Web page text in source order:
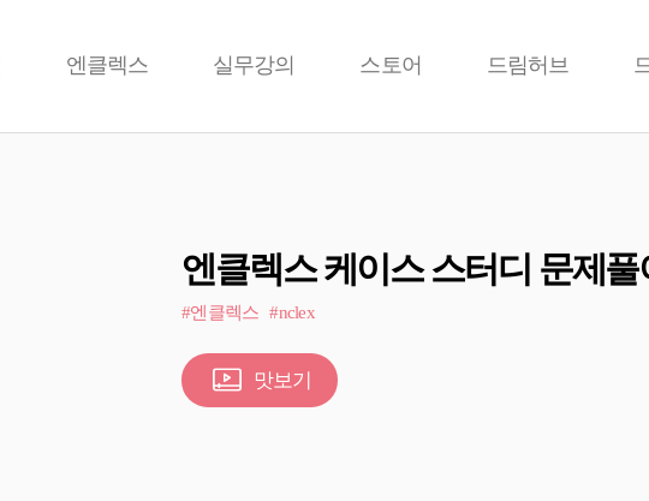
엔클렉스 실무강의 스토어 드림허브
엔클렉스 케이스 스터디 문제풀
#엔클렉스 #nclex
맛보기